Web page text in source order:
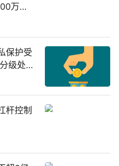
万
钼
保护受
级处理
杆控制